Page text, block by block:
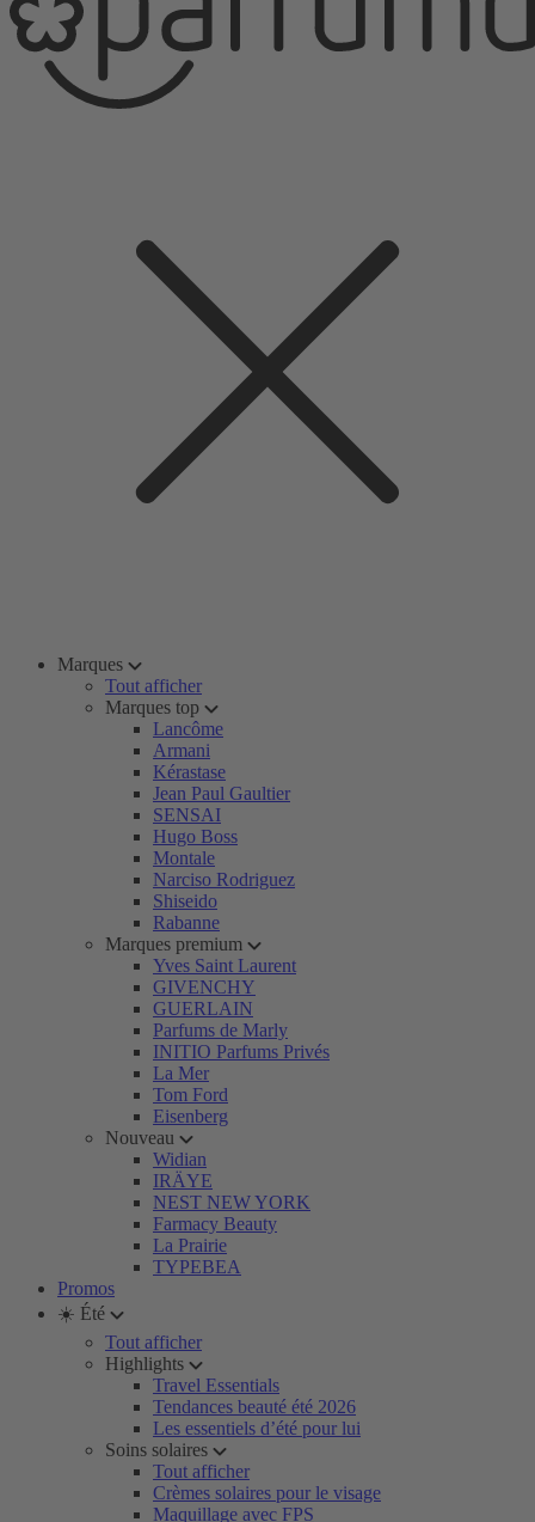
Marques
Tout afficher
Marques top
Lancôme
Armani
Kérastase
Jean Paul Gaultier
SENSAI
Hugo Boss
Montale
Narciso Rodriguez
Shiseido
Rabanne
Marques premium
Yves Saint Laurent
GIVENCHY
GUERLAIN
Parfums de Marly
INITIO Parfums Privés
La Mer
Tom Ford
Eisenberg
Nouveau
Widian
IRÄYE
NEST NEW YORK
Farmacy Beauty
La Prairie
TYPEBEA
Promos
☀️ Été
Tout afficher
Highlights
Travel Essentials
Tendances beauté été 2026
Les essentiels d’été pour lui
Soins solaires
Tout afficher
Crèmes solaires pour le visage
Maquillage avec FPS